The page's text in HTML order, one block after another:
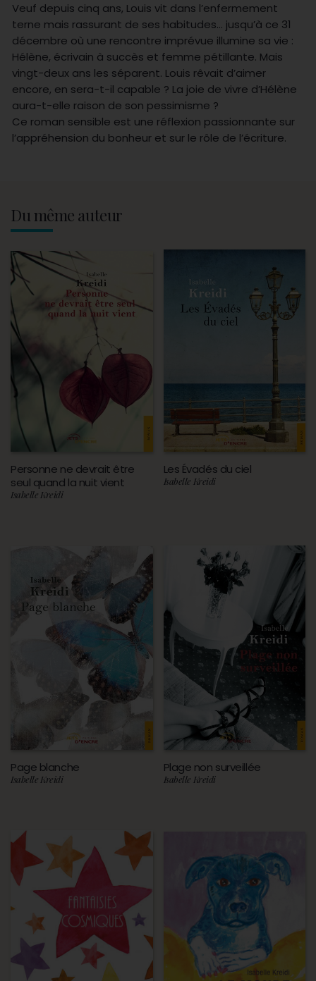
Veuf depuis cinq ans, Louis vit dans l’enfermement
terne mais rassurant de ses habitudes… jusqu’à ce 31
décembre où une rencontre imprévue illumine sa vie :
Hélène, écrivain à succès et femme pétillante. Mais
vingt-deux ans les séparent. Louis rêvait d’aimer
encore, en sera-t-il capable ? La joie de vivre d’Hélène
aura-t-elle raison de son pessimisme ?
Ce roman sensible est une réflexion passionnante sur
l’appréhension du bonheur et sur le rôle de l’écriture.
Du même auteur
Personne ne devrait être
seul quand la nuit vient
Isabelle Kreidi
Les Évadés du ciel
Isabelle Kreidi
Page blanche
Isabelle Kreidi
Plage non surveillée
Isabelle Kreidi